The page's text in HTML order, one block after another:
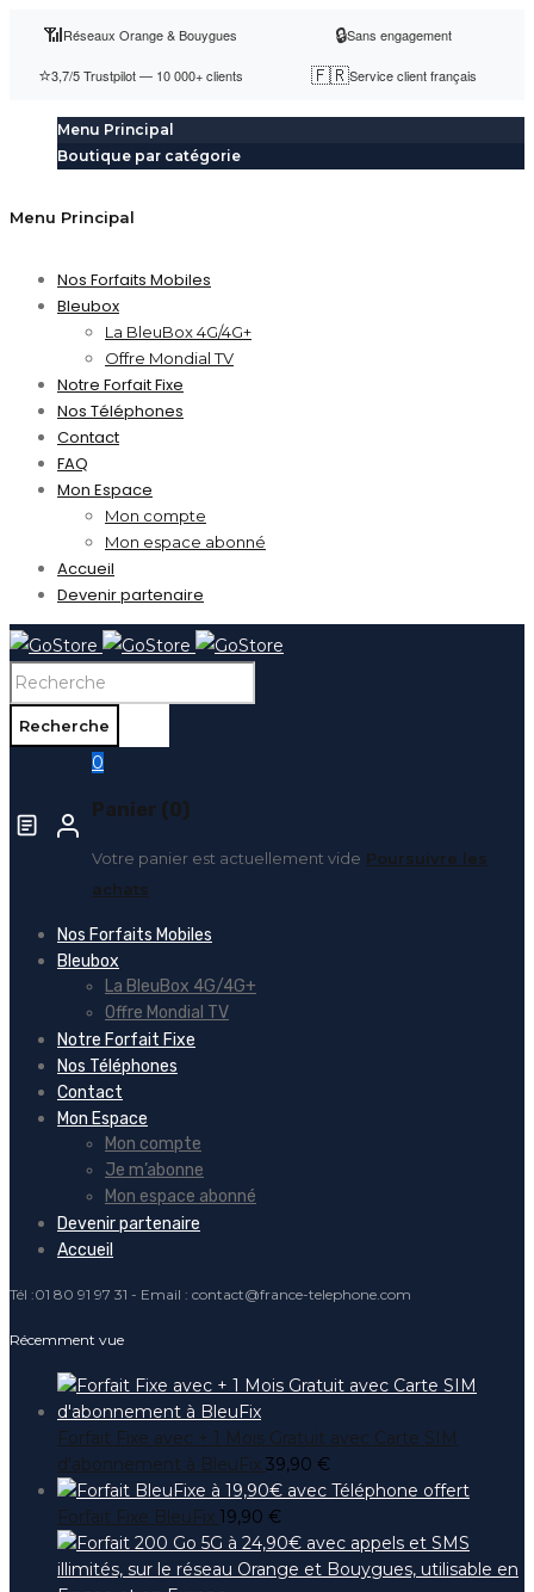
📶Réseaux Orange & Bouygues 🔒Sans engagement
⭐3,7/5 Trustpilot — 10 000+ clients 🇫🇷Service client français
BleuBox
Menu Principal
Boutique par catégorie
Menu Principal
Nos Forfaits Mobiles
Bleubox
La BleuBox 4G/4G+
Offre Mondial TV
Notre Forfait Fixe
Nos Téléphones
Contact
FAQ
Mon Espace
Mon compte
Mon espace abonné
Accueil
Devenir partenaire
0
Panier (0)
Votre panier est actuellement vide Poursuivre les
achats
Nos Forfaits Mobiles
Bleubox
La BleuBox 4G/4G+
Offre Mondial TV
Notre Forfait Fixe
Nos Téléphones
Contact
Mon Espace
Mon compte
Je m’abonne
Mon espace abonné
Devenir partenaire
Accueil
Tél :01 80 91 97 31 - Email : contact@france-telephone.com
Récemment vue
Forfait Fixe avec + 1 Mois Gratuit avec Carte SIM
d'abonnement à BleuFix 39,90 €
Forfait Fixe BleuFix 19,90 €